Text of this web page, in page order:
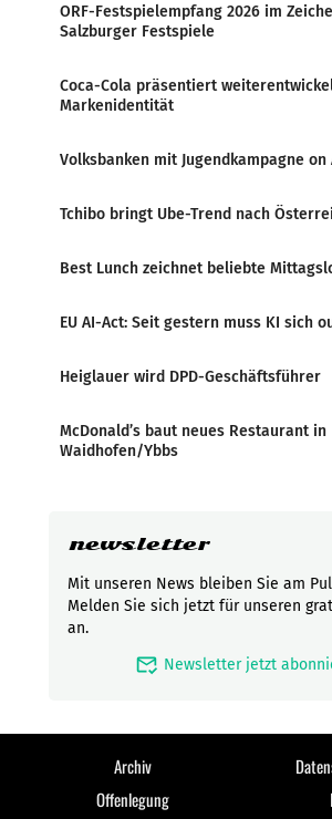
ORF-Festspielempfang 2026 im
Salzburger Festspiele
Coca-Cola präsentiert
Markenidentität
Volksbanken mit Jugendkampagne on
Tchibo bringt Ube-Trend nach
Best Lunch zeichnet beliebte
EU AI-Act: Seit gestern muss KI sich
Heiglauer wird DPD-Geschäftsführer
McDonald’s baut neues Restaurant in
Waidhofen/Ybbs
newsletter
Mit unseren News bleiben Sie am
Melden Sie sich jetzt für unseren
an.
mark_email_read Newsletter jetzt
Archiv
Offenlegung